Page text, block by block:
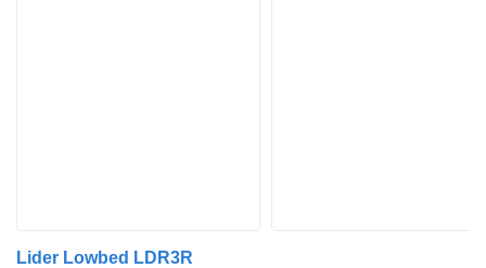
Lider Lowbed LDR3R